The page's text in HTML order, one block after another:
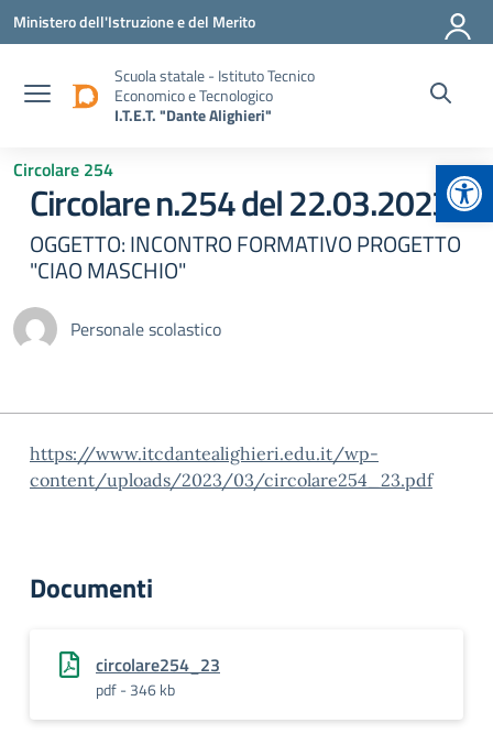
Vai ai contenuti
Vai al menu di navigazione
Vai al footer
Ministero dell'Istruzione e del Merito
Scuola statale - Istituto Tecnico
Economico e Tecnologico
I.T.E.T. "Dante Alighieri"
Circolare 254
Circolare n.254 del 22.03.2023
OGGETTO: INCONTRO FORMATIVO PROGETTO
"CIAO MASCHIO"
Personale scolastico
https://www.itcdantealighieri.edu.it/wp-
content/uploads/2023/03/circolare254_23.pdf
Documenti
circolare254_23
pdf - 346 kb